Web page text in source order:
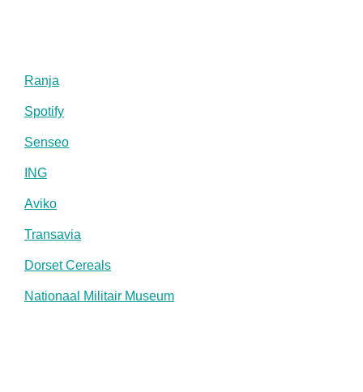
Ranja
Spotify
Senseo
ING
Aviko
Transavia
Dorset Cereals
Nationaal Militair Museum